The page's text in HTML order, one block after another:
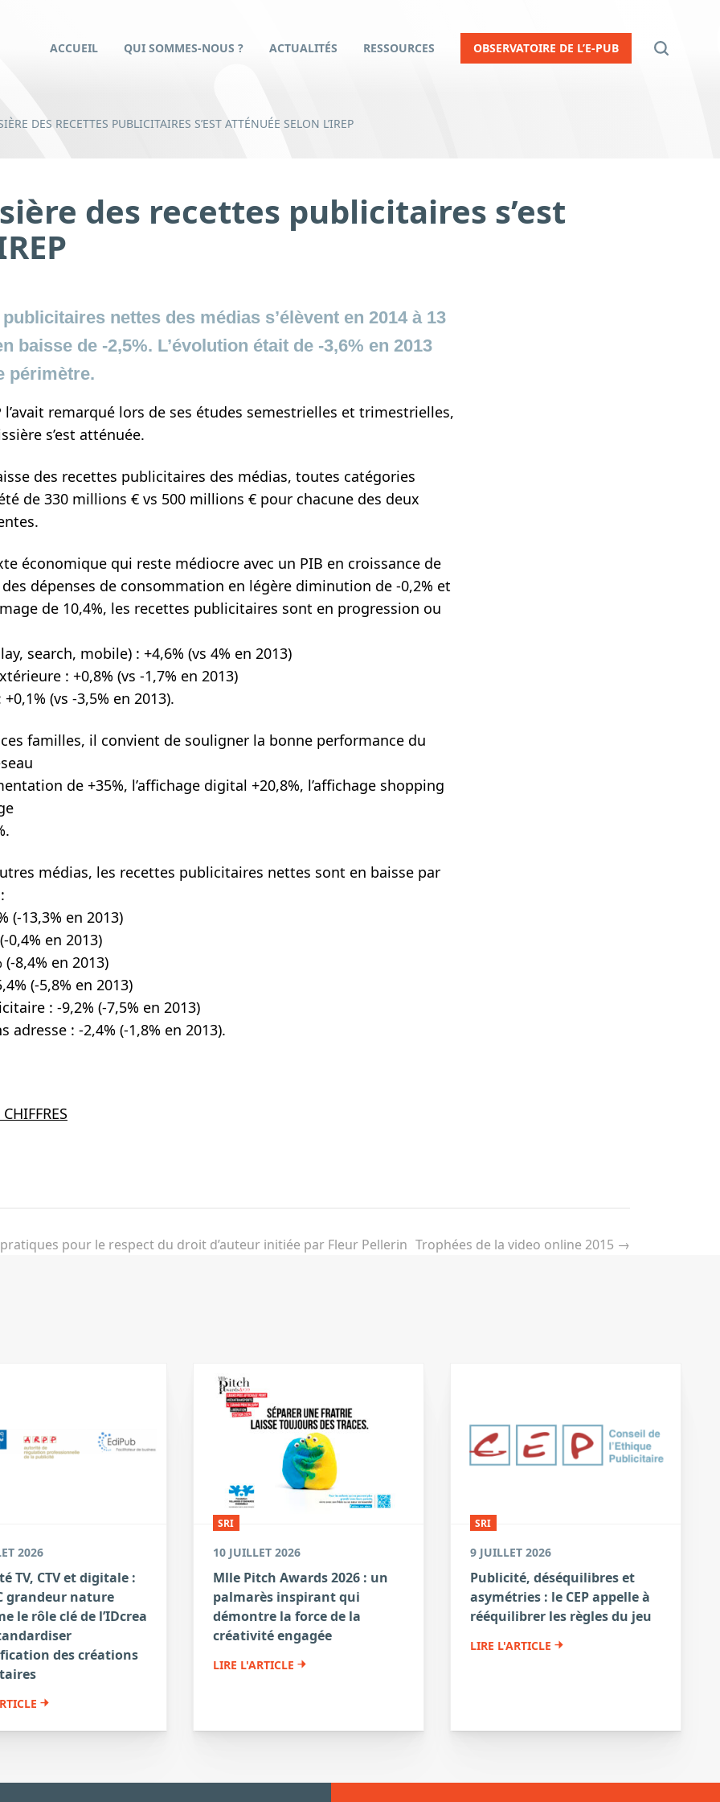
ACCUEIL QUI SOMMES-NOUS ? ACTUALITÉS RESSOURCES OBSERVATOIRE DE L’E-PUB
DES RECETTES PUBLICITAIRES S’EST ATTÉNUÉE SELON L’IREP
des recettes publicitaires s’est
nettes des médias s’élèvent en 2014 à 13
baisse de -2,5%. L’évolution était de -3,6% en 2013
périmètre.
l’avait remarqué lors de ses études semestrielles et trimestrielles,
s’est atténuée.
des recettes publicitaires des médias, toutes catégories
de 330 millions € vs 500 millions € pour chacune des deux
économique qui reste médiocre avec un PIB en croissance de
des dépenses de consommation en légère diminution de -0,2% et
de 10,4%, les recettes publicitaires sont en progression ou
search, mobile) : +4,6% (vs 4% en 2013)
: +0,8% (vs -1,7% en 2013)
(vs -3,5% en 2013).
familles, il convient de souligner la bonne performance du
de +35%, l’affichage digital +20,8%, l’affichage shopping
médias, les recettes publicitaires nettes sont en baisse par
(-13,3% en 2013)
0,4% en 2013)
(-8,4% en 2013)
(-5,8% en 2013)
: -9,2% (-7,5% en 2013)
adresse : -2,4% (-1,8% en 2013).
pour le respect du droit d’auteur initiée par Fleur Pellerin Trophées de la video online 2015 →
2026
TV, CTV et digitale :
grandeur nature
le rôle clé de l’IDcrea
des créations
SRI
10 JUILLET 2026
Mlle Pitch Awards 2026 : un
palmarès inspirant qui
démontre la force de la
créativité engagée
LIRE L'ARTICLE
SRI
9 JUILLET 2026
Publicité, déséquilibres et
asymétries : le CEP appelle à
rééquilibrer les règles du jeu
LIRE L'ARTICLE